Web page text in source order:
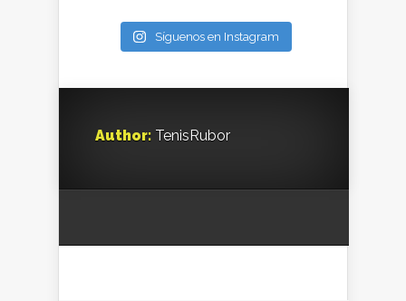
Síguenos en Instagram
Author: TenisRubor